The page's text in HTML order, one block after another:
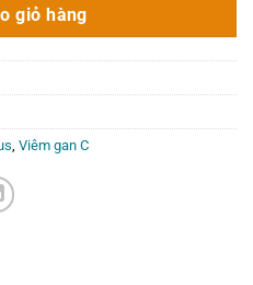
giỏ hàng
Viêm gan C